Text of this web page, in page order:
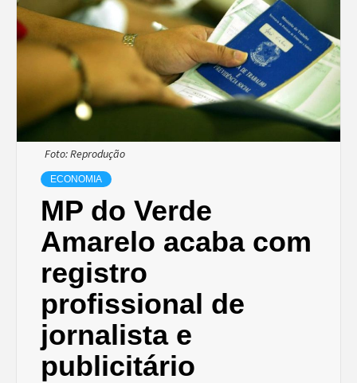
Foto: Reprodução
ECONOMIA
MP do Verde
Amarelo acaba com
registro
profissional de
jornalista e
publicitário